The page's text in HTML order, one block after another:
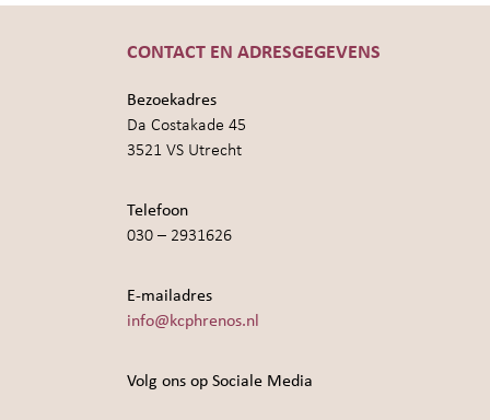
CONTACT EN ADRESGEGEVENS
Bezoekadres
Da Costakade 45
3521 VS Utrecht
Telefoon
030 – 2931626
E-mailadres
info@kcphrenos.nl
Volg ons op Sociale Media